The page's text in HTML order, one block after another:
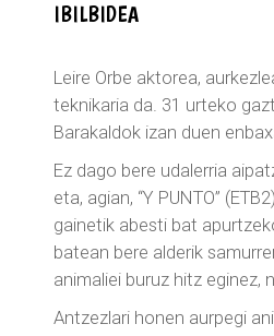
IBILBIDEA
Leire Orbe aktorea,
teknikaria da. 31 urteko
Barakaldok izan duen
Ez dago bere udalerria
eta, agian, “Y PUNTO”
gainetik abesti bat
batean bere alderik
animaliei buruz hitz eginez,
Antzezlari honen aurpegi